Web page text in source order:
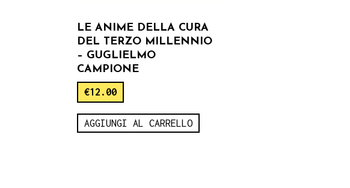
LE ANIME DELLA CURA
DEL TERZO MILLENNIO
– GUGLIELMO
CAMPIONE
€12.00
AGGIUNGI AL CARRELLO